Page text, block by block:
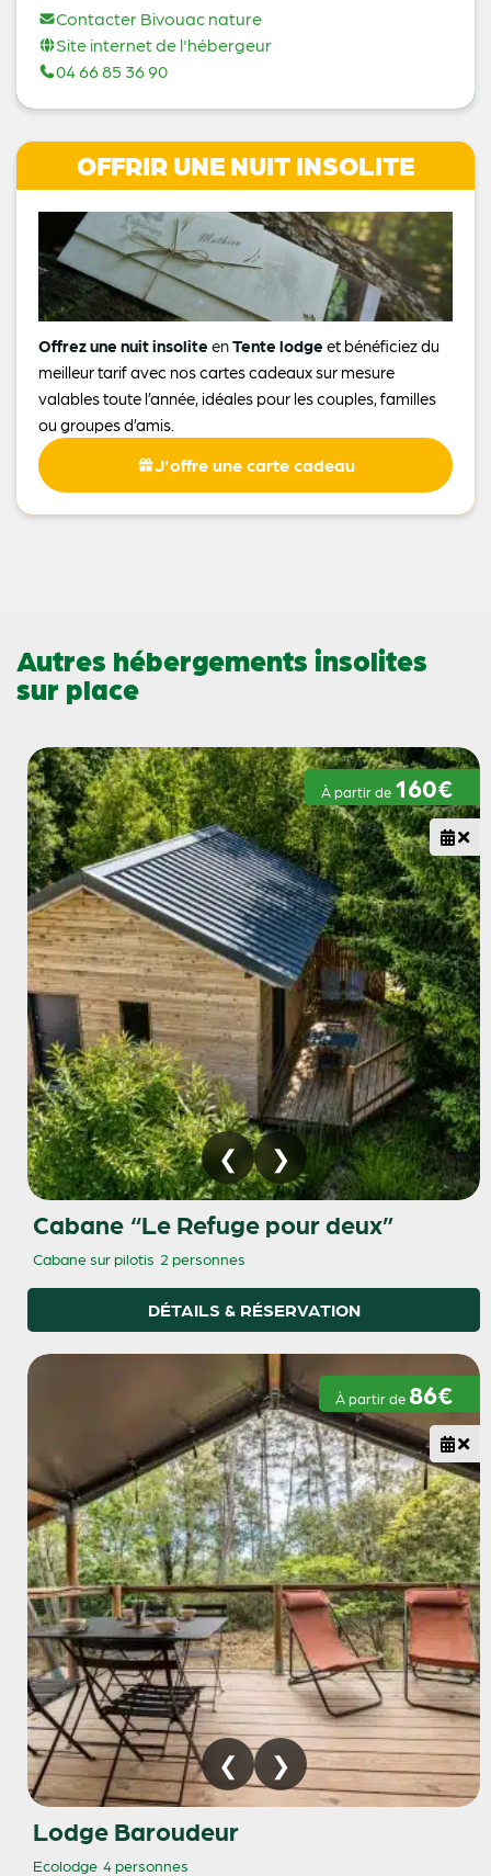
Contacter Bivouac nature
Site internet de l'hébergeur
04 66 85 36 90
OFFRIR UNE NUIT INSOLITE
Offrez une nuit insolite enTente lodge et bénéficiez du
meilleur tarif avec nos cartes cadeaux sur mesure
valables toute l’année, idéales pour les couples, familles
ou groupes d’amis.
J'offre une carte cadeau
Autres hébergements insolites
sur place
À partir de 160€
Cabane “Le Refuge pour deux”
Cabane sur pilotis 2 personnes
DÉTAILS & RÉSERVATION
À partir de 86€
Lodge Baroudeur
Ecolodge 4 personnes